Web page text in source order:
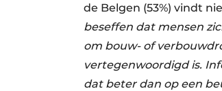
de Belgen (53%) vindt
beseffen dat mensen
om bouw- of
vertegenwoordigd is.
dat beter dan op een